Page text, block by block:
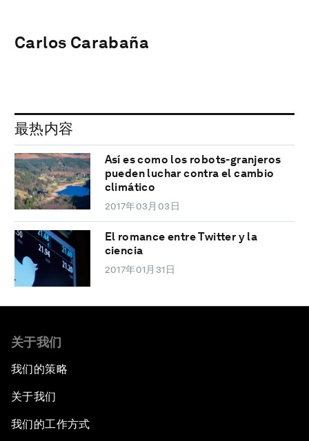
Carlos Carabaña
最热内容
Así es como los robots-granjeros
pueden luchar contra el cambio
climático
2017年03月03日
El romance entre Twitter y la
ciencia
2017年01月31日
关于我们
我们的策略
关于我们
我们的工作方式